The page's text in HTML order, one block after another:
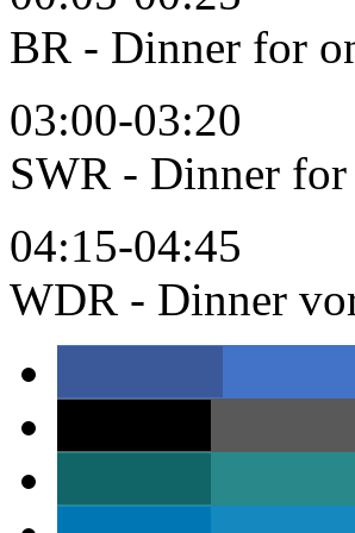
BR - Dinner for
03:00-03:20
SWR - Dinner for
04:15-04:45
WDR - Dinner